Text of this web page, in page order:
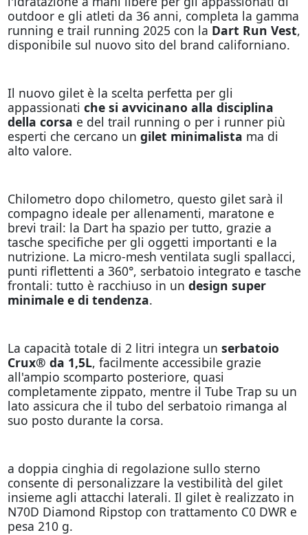
outdoor e gli atleti da 36 anni, completa la gamma
running e trail running 2025 con la Dart Run Vest,
disponibile sul nuovo sito del brand californiano.
Il nuovo gilet è la scelta perfetta per gli
appassionati che si avvicinano alla disciplina
della corsa e del trail running o per i runner più
esperti che cercano un gilet minimalista ma di
alto valore.
Chilometro dopo chilometro, questo gilet sarà il
compagno ideale per allenamenti, maratone e
brevi trail: la Dart ha spazio per tutto, grazie a
tasche specifiche per gli oggetti importanti e la
nutrizione. La micro-mesh ventilata sugli spallacci,
punti riflettenti a 360°, serbatoio integrato e tasche
frontali: tutto è racchiuso in un design super
minimale e di tendenza.
La capacità totale di 2 litri integra un serbatoio
Crux® da 1,5L, facilmente accessibile grazie
all'ampio scomparto posteriore, quasi
completamente zippato, mentre il Tube Trap su un
lato assicura che il tubo del serbatoio rimanga al
suo posto durante la corsa.
a doppia cinghia di regolazione sullo sterno
consente di personalizzare la vestibilità del gilet
insieme agli attacchi laterali. Il gilet è realizzato in
N70D Diamond Ripstop con trattamento C0 DWR e
pesa 210 g.